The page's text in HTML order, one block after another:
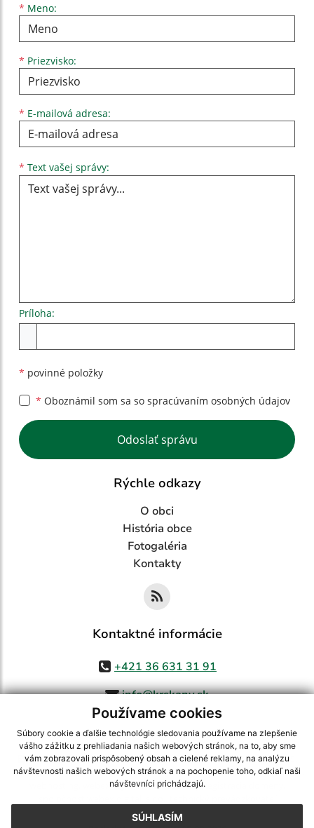
Používame cookies
Súbory cookie a ďalšie technológie sledovania používame na zlepšenie
vášho zážitku z prehliadania našich webových stránok, na to, aby sme
vám zobrazovali prispôsobený obsah a cielené reklamy, na analýzu
návštevnosti našich webových stránok a na pochopenie toho, odkiaľ naši
návštevníci prichádzajú.
SÚHLASÍM
* Meno:
Meno
* Priezvisko:
Priezvisko
* E-mailová adresa:
E-mailová adresa
* Text vašej správy:
Príloha:
* povinné položky
* Oboznámil som sa so spracúvaním osobných údajov
Google reCaptcha Response
Odoslať správu
Rýchle odkazy
O obci
História obce
Fotogaléria
Kontakty
Kontaktné informácie
+421 36 631 31 91
info@krskany.sk
využite možnosť získavania aktuálnych informácií s využitím RSS
CMS systém (redakčný) systém ECHELON 2,Mapa stránok,web portál
webex.digital, s.r.o.,domény,registrácia domény